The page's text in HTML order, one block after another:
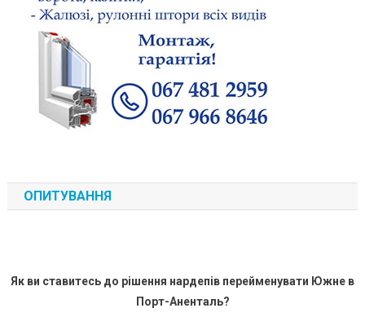
ОПИТУВАННЯ
Як ви ставитесь до рішення нардепів перейменувати Южне в
Порт-Аненталь?